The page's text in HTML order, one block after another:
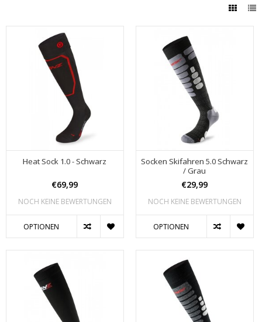
Heat Sock 1.0 - Schwarz
€69,99
NOCH KEINE BEWERTUNGEN
OPTIONEN
Socken Skifahren 5.0 Schwarz
/ Grau
€29,99
NOCH KEINE BEWERTUNGEN
OPTIONEN